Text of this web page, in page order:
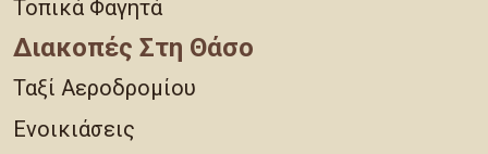
Τοπικά Φαγητά
Διακοπές Στη Θάσο
Ταξί Αεροδρομίου
Ενοικιάσεις